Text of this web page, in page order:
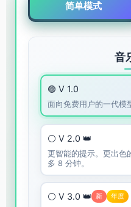
简单模式
音
🟣 V 1.0
面向免费用户的一代模
⚪ V 2.0 👑
更智能的提示。更出色
多 8 分钟。
⚪ V 3.0 👑 新 年度